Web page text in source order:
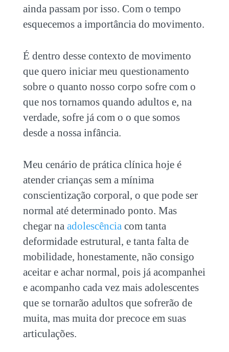
ainda passam por isso. Com o tempo
esquecemos a importância do movimento.
É dentro desse contexto de movimento
que quero iniciar meu questionamento
sobre o quanto nosso corpo sofre com o
que nos tornamos quando adultos e, na
verdade, sofre já com o o que somos
desde a nossa infância.
Meu cenário de prática clínica hoje é
atender crianças sem a mínima
conscientização corporal, o que pode ser
normal até determinado ponto. Mas
chegar na adolescência com tanta
deformidade estrutural, e tanta falta de
mobilidade, honestamente, não consigo
aceitar e achar normal, pois já acompanhei
e acompanho cada vez mais adolescentes
que se tornarão adultos que sofrerão de
muita, mas muita dor precoce em suas
articulações.